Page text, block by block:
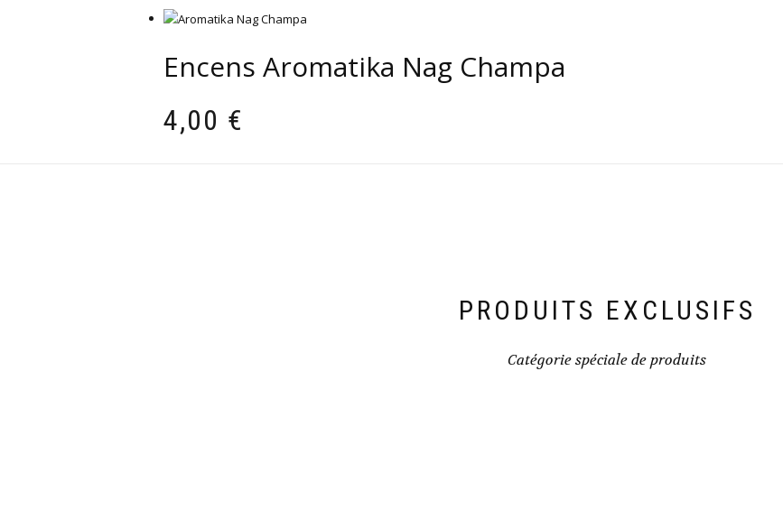
Encens Aromatika Nag Champa
4,00 €
PRODUITS EXCLUSIFS
Catégorie spéciale de produits